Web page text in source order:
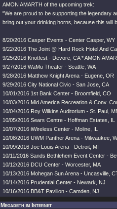
AMON AMARTH of the upcoming trek:
"We are proud to be supporting the legendary
bring out your drinking horns, because this will
8/20/2016 Casper Events - Center Casper, WY
9/22/2016 The Joint @ Hard Rock Hotel And
9/25/2016 Knotfest - Devore, CA * AMON
9/27/2016 WaMu Theater - Seattle, WA
9/28/2016 Matthew Knight Arena - Eugene, OR
9/29/2016 City National Civic - San Jose, CA
10/01/2016 1st Bank Center - Broomfield, CO
10/03/2016 Mid America Recreation & Conv.
10/04/2016 Roy Wilkins Auditorium - St. Paul,
10/05/2016 Sears Centre - Hoffman Estates, IL
10/07/2016 iWireless Center - Moline, IL
10/08/2016 UWM Panther Arena - Milwaukee,
10/09/2016 Joe Louis Arena - Detroit, MI
10/11/2016 Sands Bethlehem Event Center -
10/12/2016 DCU Center - Worcester, MA
10/13/2016 Mohegan Sun Arena - Uncasville,
10/14/2016 Prudential Center - Newark, NJ
10/16/2016 BB&T Pavilion - Camden, NJ
Megadeth im Internet